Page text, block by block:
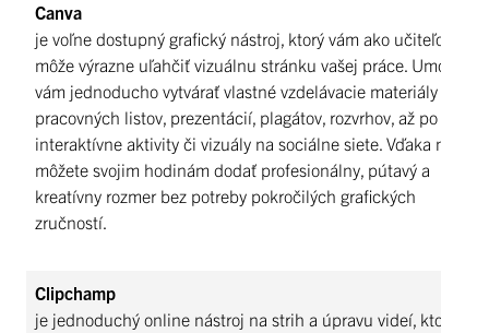
Canva
je voľne dostupný grafický nástroj, ktorý vám ako učiteľom
môže výrazne uľahčiť vizuálnu stránku vašej práce. Umožní
vám jednoducho vytvárať vlastné vzdelávacie materiály – od
pracovných listov, prezentácií, plagátov, rozvrhov, až po
interaktívne aktivity či vizuály na sociálne siete. Vďaka nemu
môžete svojim hodinám dodať profesionálny, pútavý a
kreatívny rozmer bez potreby pokročilých grafických
zručností.
Clipchamp
je jednoduchý online nástroj na strih a úpravu videí, ktorý je